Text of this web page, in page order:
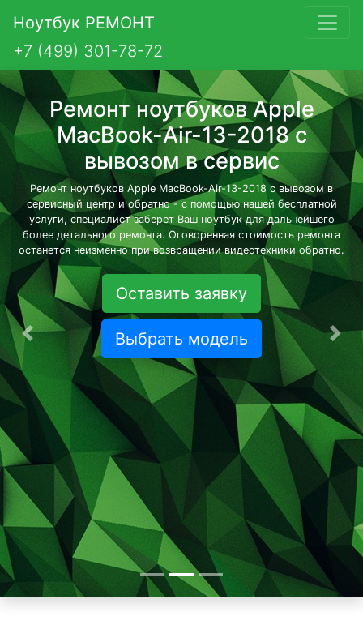
Ноутбук РЕМОНТ
+7 (499) 301-78-72
Ремонт ноутбуков Apple
MacBook-Air-13-2018 с
вывозом в сервис
Ремонт ноутбуков Apple MacBook-Air-13-2018 с вывозом в
сервисный центр и обратно - с помощью нашей бесплатной
услуги, специалист заберет Ваш ноутбук для дальнейшего
более детального ремонта. Оговоренная стоимость ремонта
останется неизменно при возвращении видеотехники обратно.
Оставить заявку
Выбрать модель
Предыдущая